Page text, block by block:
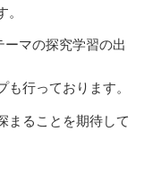
マの探究学習の出
行っております。
まることを期待して